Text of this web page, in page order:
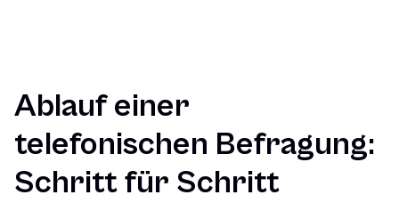
Ablauf einer
telefonischen Befragung:
Schritt für Schritt